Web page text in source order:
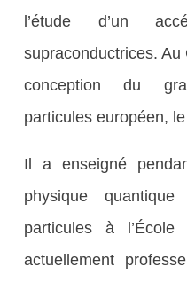
l’étude d’un
supraconductrices.
conception du
particules européen,
Il a enseigné
physique
particules à
actuellement